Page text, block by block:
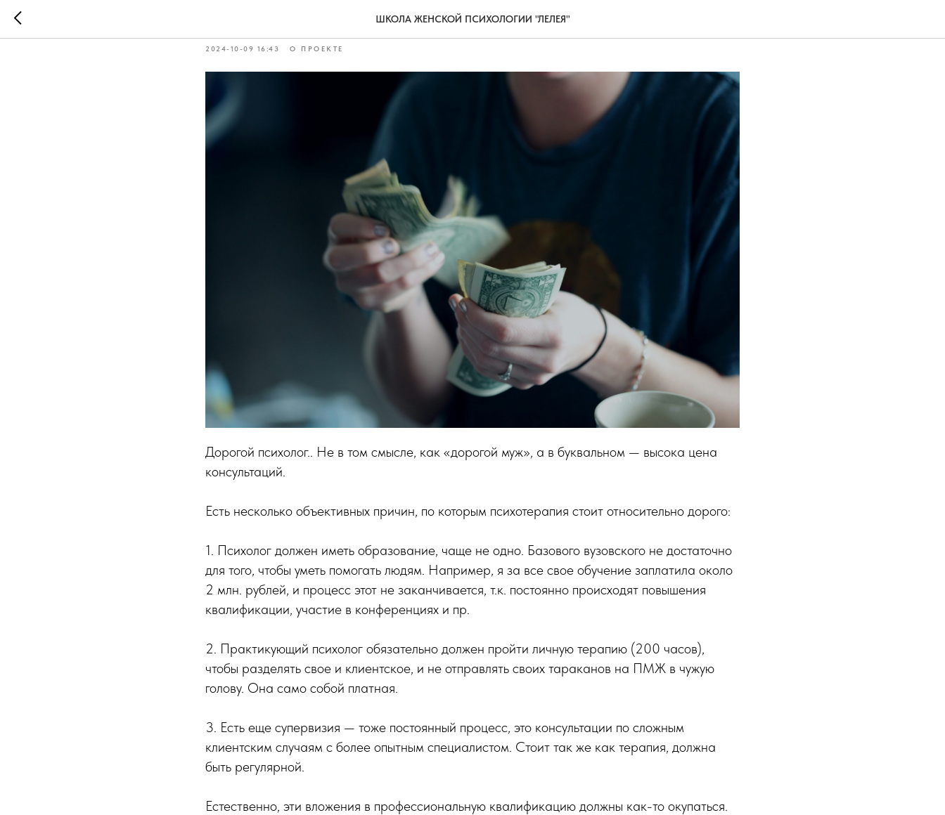
ШКОЛА ЖЕНСКОЙ ПСИХОЛОГИИ "ЛЕЛЕЯ"
Цена и ценность
2024-10-09 16:43 О ПРОЕКТЕ
Дорогой психолог.. Не в том смысле, как «дорогой муж», а в буквальном — высока цена
консультаций.
Есть несколько объективных причин, по которым психотерапия стоит относительно дорого:
1. Психолог должен иметь образование, чаще не одно. Базового вузовского не достаточно
для того, чтобы уметь помогать людям. Например, я за все свое обучение заплатила около
2 млн. рублей, и процесс этот не заканчивается, т.к. постоянно происходят повышения
квалификации, участие в конференциях и пр.
2. Практикующий психолог обязательно должен пройти личную терапию (200 часов),
чтобы разделять свое и клиентское, и не отправлять своих тараканов на ПМЖ в чужую
голову. Она само собой платная.
3. Есть еще супервизия — тоже постоянный процесс, это консультации по сложным
клиентским случаям с более опытным специалистом. Стоит так же как терапия, должна
быть регулярной.
Естественно, эти вложения в профессиональную квалификацию должны как-то окупаться.